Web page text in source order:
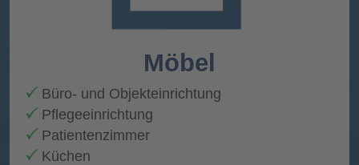
Möbel
Büro- und Objekteinrichtung
Pflegeeinrichtung
Patientenzimmer
Küchen